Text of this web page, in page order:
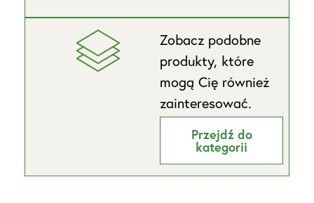
Zobacz podobne
produkty, które
mogą Cię również
zainteresować.
Przejdź do
kategorii